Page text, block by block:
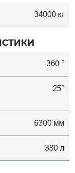
34000 кг
360 °
25°
6300 мм
380 л